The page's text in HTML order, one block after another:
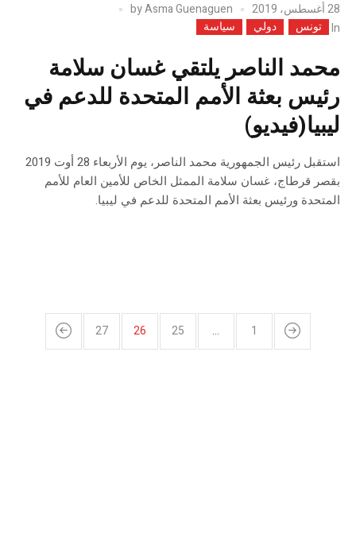
28 أغسطس، 2019 byAsma Guenaguen
In تونس دولي سياسة
محمد الناصر يلتقي غسان سلامة
رئيس بعثة الأمم المتحدة للدعم في
ليبيا(فيديو)
استقبل رئيس الجمهورية محمد الناصر، يوم الأربعاء 28 أوت 2019
بقصر قرطاج، غسان سلامة الممثل الخاص للأمين العام للأمم
المتحدة ورئيس بعثة الأمم المتحدة للدعم في ليبيا.
1
…
25
26
27